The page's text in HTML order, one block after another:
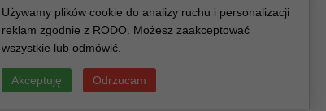
Używamy plików cookie do analizy ruchu i personalizacji
reklam zgodnie z RODO. Możesz zaakceptować
wszystkie lub odmówić.
Akceptuję Odrzucam